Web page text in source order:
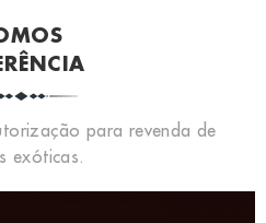
para revenda de
exóticas.